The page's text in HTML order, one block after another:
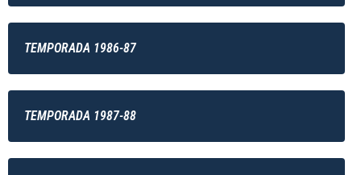
TEMPORADA 1986-87
TEMPORADA 1987-88